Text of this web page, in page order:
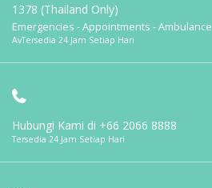
1378 (Thailand Only)
Emergencies - Appointments - Ambulance
AvTersedia 24 Jam Setiap Hari
Hubungi Kami di +66 2066 8888
Tersedia 24 Jam Setiap Hari